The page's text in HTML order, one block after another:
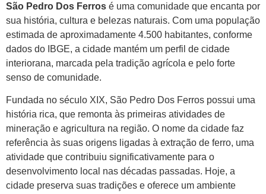
São Pedro Dos Ferros é uma comunidade que encanta por
sua história, cultura e belezas naturais. Com uma população
estimada de aproximadamente 4.500 habitantes, conforme
dados do IBGE, a cidade mantém um perfil de cidade
interiorana, marcada pela tradição agrícola e pelo forte
senso de comunidade.
Fundada no século XIX, São Pedro Dos Ferros possui uma
história rica, que remonta às primeiras atividades de
mineração e agricultura na região. O nome da cidade faz
referência às suas origens ligadas à extração de ferro, uma
atividade que contribuiu significativamente para o
desenvolvimento local nas décadas passadas. Hoje, a
cidade preserva suas tradições e oferece um ambiente